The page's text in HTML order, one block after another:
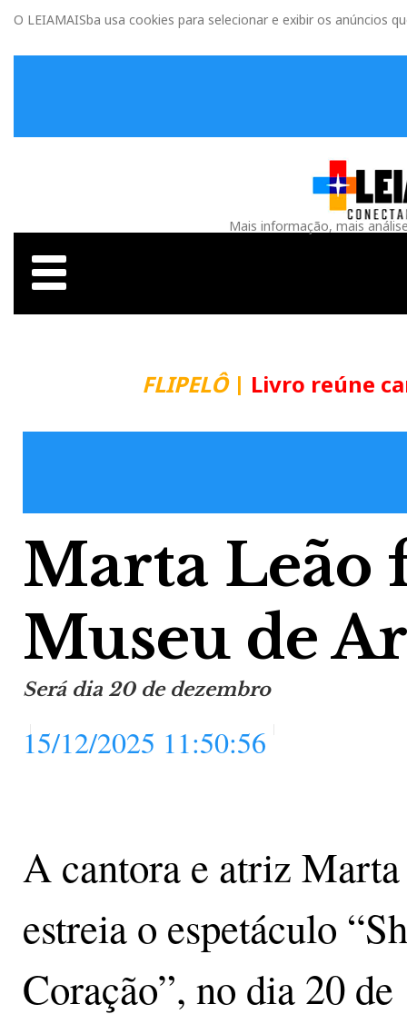
O LEIAMAISba usa cookies para selecionar e exibir os anúncios
Mais informação, mais
FLIPELÔ|Livro reúne
Marta Leão
Museu de
Será dia 20 de dezembro
15/12/2025 11:50:56
A cantora e atriz
estreia o espetáculo
Coração”, no dia 20 de